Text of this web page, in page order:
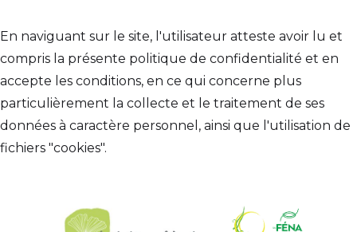
En naviguant sur le site, l'utilisateur atteste avoir lu et
compris la présente politique de confidentialité et en
accepte les conditions, en ce qui concerne plus
particulièrement la collecte et le traitement de ses
données à caractère personnel, ainsi que l'utilisation de
fichiers "cookies".